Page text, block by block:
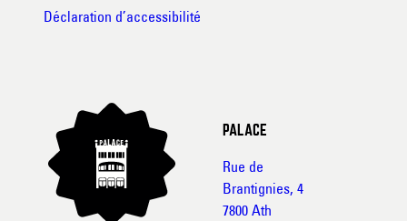
Déclaration d’accessibilité
PALACE
Rue de
Brantignies, 4
7800 Ath